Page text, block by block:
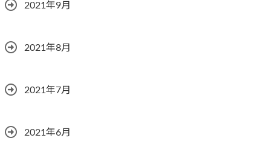
2021年9月
2021年8月
2021年7月
2021年6月